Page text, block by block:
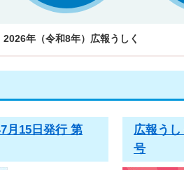
2026年（令和8年）広報うしく
月15日発行 第
広報う
号